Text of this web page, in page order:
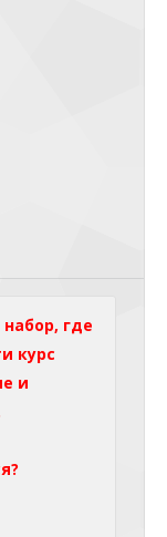
где
курс
и